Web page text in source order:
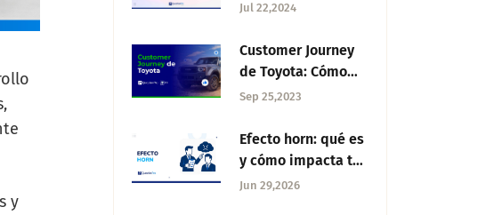
y
transformando la
mercados en
Latinoamérica
Jul 22,2024
Customer Journey
de Toyota: Cómo
superar las
calidad
Sep 25,2023
Efecto horn: qué es
y cómo impacta tus
evaluaciones y
Jun 29,2026